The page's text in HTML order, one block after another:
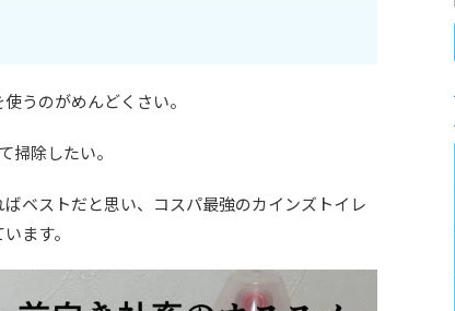
うのがめんどくさい。
掃除したい。
ベストだと思い、コスパ最強のカインズトイレ
ます。